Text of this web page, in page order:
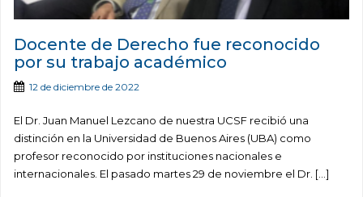
Docente de Derecho fue reconocido
por su trabajo académico
12 de diciembre de 2022
El Dr. Juan Manuel Lezcano de nuestra UCSF recibió una
distinción en la Universidad de Buenos Aires (UBA) como
profesor reconocido por instituciones nacionales e
internacionales. El pasado martes 29 de noviembre el Dr. […]